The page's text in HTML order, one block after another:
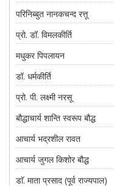
परिनिब्बुत नानकचन्द रत्तू
प्रो. डॉ. विमलकीर्ति
मधुकर पिपलायन
डॉ. धर्मकीर्ति
प्रो. पी. लक्ष्मी नरसू
बौद्धाचार्य शान्ति स्वरूप बौद्ध
आचार्य भद्रशील रावत
आचार्य जुगल किशोर बौद्ध
डाॅ. माता प्रसाद (पूर्व राज्यपाल)